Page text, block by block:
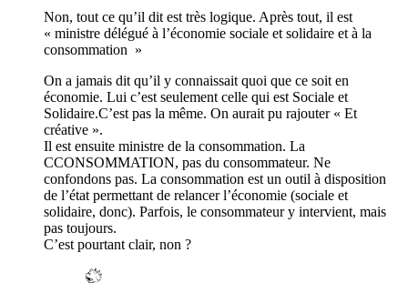
Non, tout ce qu’il dit est très logique. Après tout, il est
« ministre délégué à l’économie sociale et solidaire et à la
consommation »
On a jamais dit qu’il y connaissait quoi que ce soit en
économie. Lui c’est seulement celle qui est Sociale et
Solidaire.C’est pas la même. On aurait pu rajouter « Et
créative ».
Il est ensuite ministre de la consommation. La
CCONSOMMATION, pas du consommateur. Ne
confondons pas. La consommation est un outil à disposition
de l’état permettant de relancer l’économie (sociale et
solidaire, donc). Parfois, le consommateur y intervient, mais
pas toujours.
C’est pourtant clair, non ?